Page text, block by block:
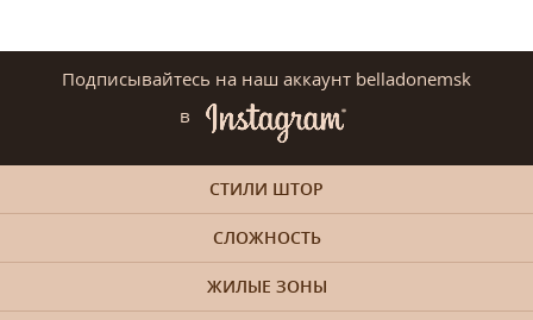
Подписывайтесь на наш аккаунт belladonemsk
в
СТИЛИ ШТОР
СЛОЖНОСТЬ
ЖИЛЫЕ ЗОНЫ